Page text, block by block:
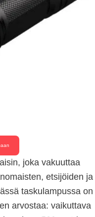
joka vakuuttaa
etsijöiden ja
taskulampussa on
arvostaa: vaikuttava